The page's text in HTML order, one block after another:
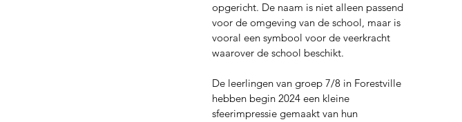
opgericht. De naam is niet alleen passend
voor de omgeving van de school, maar is
vooral een symbool voor de veerkracht
waarover de school beschikt.
De leerlingen van groep 7/8 in Forestville
hebben begin 2024 een kleine
sfeerimpressie gemaakt van hun